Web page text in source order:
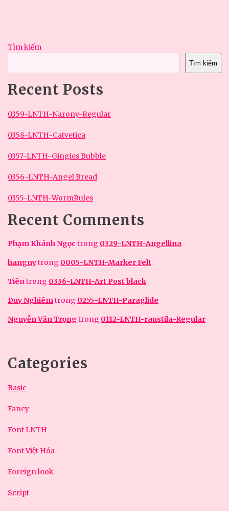
Tìm kiếm
Tìm kiếm
Recent Posts
0359-LNTH-Narony-Regular
0358-LNTH-Catvetica
0357-LNTH-Gingies Bubble
0356-LNTH-Angel Bread
0355-LNTH-WormRules
Recent Comments
Phạm Khánh Ngọc trong 0329-LNTH-Angellina
hangnytrong 0005-LNTH-Marker Felt
Tiêntrong 0336-LNTH-Art Post black
Duy Nghiêmtrong 0255-LNTH-Paraglide
Nguyễn Văn Trọngtrong 0112-LNTH-raustila-Regular
Categories
Basic
Fancy
Font LNTH
Font Việt Hóa
Foreign look
Script